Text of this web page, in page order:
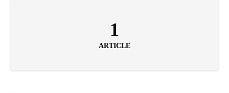
1
ARTICLE
ENGLISH
CONTENT